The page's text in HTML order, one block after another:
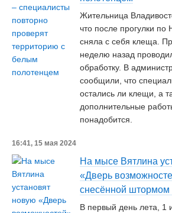
Жительница
что после прогулки по
сняла с себя клеща.
неделю назад
обработку. В
сообщили, что
остались ли клещи, а
дополнительные
понадобится.
16:41, 15 мая 2024
На мысе Вятлина
«Дверь
снесённой
В первый день лета,